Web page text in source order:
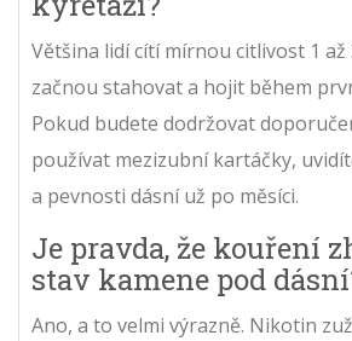
Většina lidí cítí mírnou citlivost 1 až
začnou stahovat a hojit během
Pokud budete dodržovat
používat mezizubní kartáčky,
a pevnosti dásní už po měsíci.
Je pravda, že kouření
stav kamene pod
Ano, a to velmi výrazně. Nikotin